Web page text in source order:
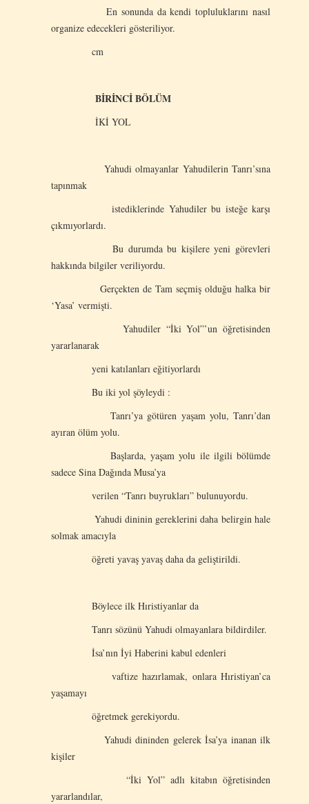
En sonunda da kendi topluluklarını nasıl
organize edecekleri gösteriliyor.
cm
BİRİNCİ BÖLÜM
İKİ YOL
Yahudi olmayanlar Yahudilerin Tanrı’sına
tapınmak
istediklerinde Yahudiler bu isteğe karşı
çıkmıyorlardı.
Bu durumda bu kişilere yeni görevleri
hakkında bilgiler veriliyordu.
Gerçekten de Tam seçmiş olduğu halka bir
‘Yasa’ vermişti.
Yahudiler “İki Yol”’un öğretisinden
yararlanarak
yeni katılanları eğitiyorlardı
Bu iki yol şöyleydi :
Tanrı’ya götüren yaşam yolu, Tanrı’dan
ayıran ölüm yolu.
Başlarda, yaşam yolu ile ilgili bölümde
sadece Sina Dağında Musa’ya
verilen “Tanrı buyrukları” bulunuyordu.
Yahudi dininin gereklerini daha belirgin hale
solmak amacıyla
öğreti yavaş yavaş daha da geliştirildi.
Böylece ilk Hıristiyanlar da
Tanrı sözünü Yahudi olmayanlara bildirdiler.
İsa’nın İyi Haberini kabul edenleri
vaftize hazırlamak, onlara Hıristiyan’ca
yaşamayı
öğretmek gerekiyordu.
Yahudi dininden gelerek İsa’ya inanan ilk
kişiler
“İki Yol” adlı kitabın öğretisinden
yararlandılar,